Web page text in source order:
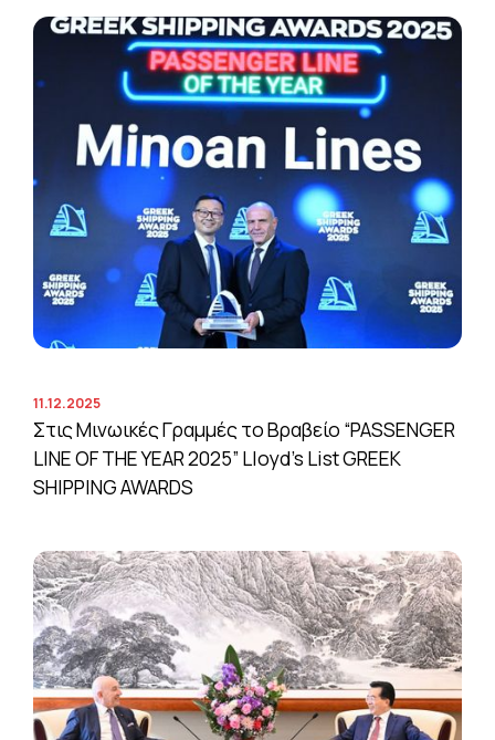
11.12.2025
Στις Μινωικές Γραμμές το Βραβείο “PASSENGER
LINE OF THE YEAR 2025” Lloyd’s List GREEK
SHIPPING AWARDS